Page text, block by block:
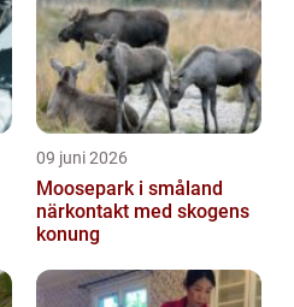
09 juni 2026
Moosepark i småland
närkontakt med skogens
konung